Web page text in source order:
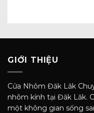
GIỚI THIỆU
Cửa Nhôm Đăk Lăk
nhôm kính tại Đăk Lăk.
một không gian sống